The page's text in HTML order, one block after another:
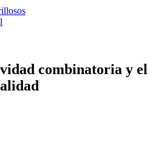
combinatoria y el